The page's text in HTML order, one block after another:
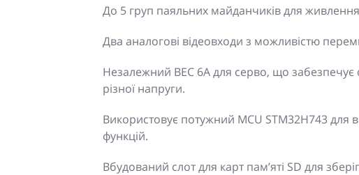
До 5 груп паяльних майданчиків для живлення
Два аналогові відеовходи з можливістю
Незалежний BEC 6A для серво, що
різної напруги.
Використовує потужний MCU STM32H743 для
функцій.
Вбудований слот для карт пам’яті SD для